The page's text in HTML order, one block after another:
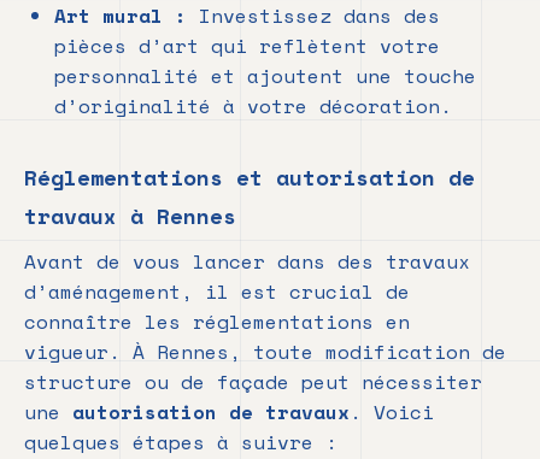
Art mural :
Investissez dans des
pièces d’art qui reflètent votre
personnalité et ajoutent une touche
d’originalité à votre décoration.
Réglementations et autorisation de
travaux à Rennes
Avant de vous lancer dans des travaux
d’aménagement, il est crucial de
connaître les réglementations en
vigueur. À Rennes, toute modification de
structure ou de façade peut nécessiter
une autorisation de travaux . Voici
quelques étapes à suivre :